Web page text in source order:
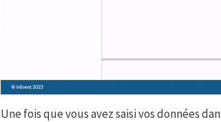
Une fois que vous avez saisi vos données